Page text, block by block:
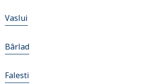
Vaslui
Bârlad
Falesti